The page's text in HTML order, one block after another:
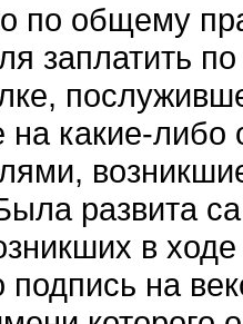
по общему
заплатить
на какие-
развита
в
подпись на